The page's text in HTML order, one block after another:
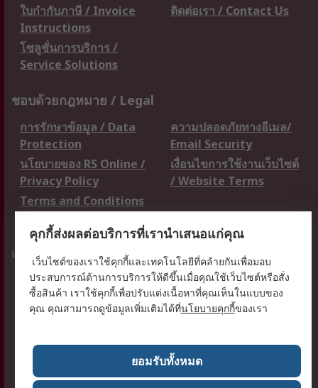
ใบกำกับภาษี / Invoice
Instructions
ติดต่อเรา / Contact Us
โซลูชั่นการบริการ /
Service Solutions
ชอบด้วยกฎหมาย / Legal
การรักษาข้อมูล / Data
Protection
ความปลอดภัยทางอีเมล/
Email Security
นโยบายของ RS Online /
Privacy Policy
เงื่อนไขการใช้งานเว็บไซต์
/ Website Terms
Terms and Conditions
เกี่ยวกับ RS / About RS
RS ทั่วโลก / RS
Worldwide
ข่าวประชาสัมพันธ์ / Press
Centre
บริษัทในเครือ RS /
วิธีการชำระเงิน /
เกี่ยวกับ RS / About RS
อาชีพที่ RS / Careers
คุกกี้ส่งผลต่อบริการที่เรานำเสนอแก่คุณ
เว็บไซต์ของเราใช้คุกกี้และเทคโนโลยีที่คล้ายกันเพื่อมอบ
ประสบการณ์ด้านการบริการให้ดีขึ้นเมื่อคุณใช้เว็บไซต์หรือสั่ง
ซื้อสินค้า เราใช้คุกกี้เพื่อปรับแต่งเนื้อหาที่คุณเห็นในแบบของ
คุณ คุณสามารถดูข้อมูลเพิ่มเติมได้ที่นโยบายคุกกี้ของเรา
ยอมรับทั้งหมด